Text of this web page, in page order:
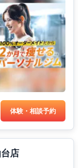
体験・相談予約
店